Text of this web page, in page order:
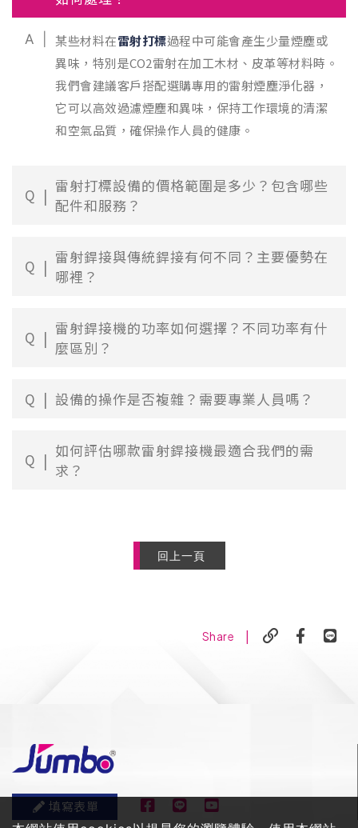
A 某些材料在雷射打標過程中可能會產生少量煙塵或
異味，特別是CO2雷射在加工木材、皮革等材料時。
我們會建議客戶搭配選購專用的雷射煙塵淨化器，
它可以高效過濾煙塵和異味，保持工作環境的清潔
和空氣品質，確保操作人員的健康。
Q
雷射打標設備的價格範圍是多少？包含哪些
配件和服務？
Q
雷射銲接與傳統銲接有何不同？主要優勢在
哪裡？
Q
雷射銲接機的功率如何選擇？不同功率有什
麼區別？
Q 設備的操作是否複雜？需要專業人員嗎？
Q
如何評估哪款雷射銲接機最適合我們的需
求？
回上一頁
Share |
填寫表單